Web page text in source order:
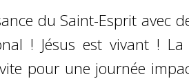
du Saint-Esprit avec
! Jésus est vivant !
pour une journée